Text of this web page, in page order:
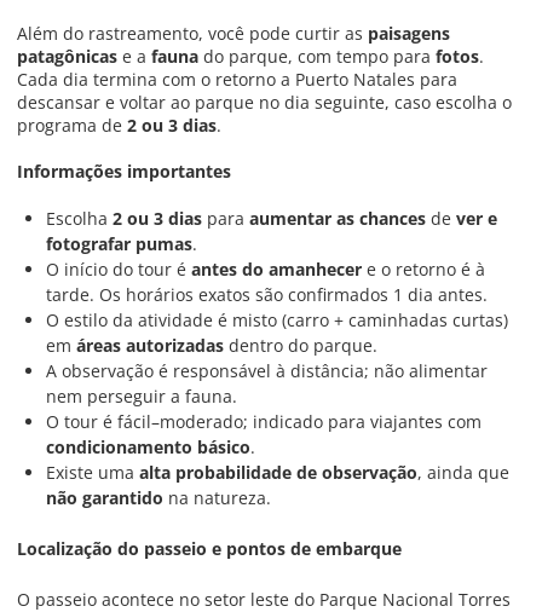
Além do rastreamento, você pode curtir as paisagens
patagônicas e a fauna do parque, com tempo para fotos.
Cada dia termina com o retorno a Puerto Natales para
descansar e voltar ao parque no dia seguinte, caso escolha o
programa de 2 ou 3 dias.
Informações importantes
Escolha 2 ou 3 dias para aumentar as chances de ver e
fotografar pumas.
O início do tour é antes do amanhecer e o retorno é à
tarde. Os horários exatos são confirmados 1 dia antes.
O estilo da atividade é misto (carro + caminhadas curtas)
em áreas autorizadas dentro do parque.
A observação é responsável à distância; não alimentar
nem perseguir a fauna.
O tour é fácil–moderado; indicado para viajantes com
condicionamento básico.
Existe uma alta probabilidade de observação, ainda que
não garantido na natureza.
Localização do passeio e pontos de embarque
O passeio acontece no setor leste do Parque Nacional Torres